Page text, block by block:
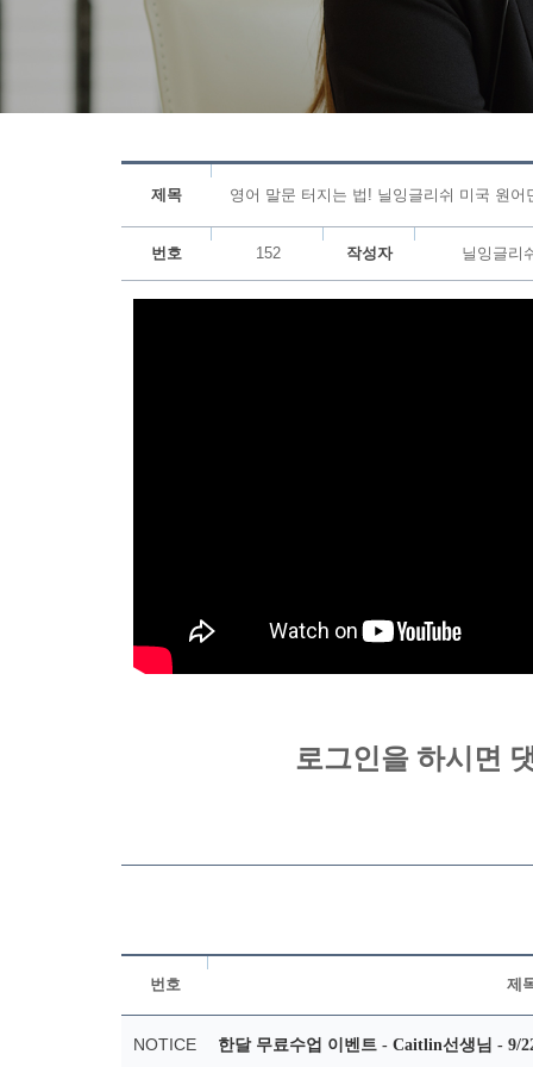
제목 영어 말문 터지는 법! 닐잉글리쉬 미국 원어
번호 152 작성자 닐잉글리